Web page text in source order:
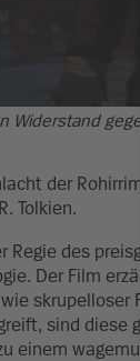
Widerstand
der
Tolkien.
des
Der Film
skrupelloser
sind diese
einem